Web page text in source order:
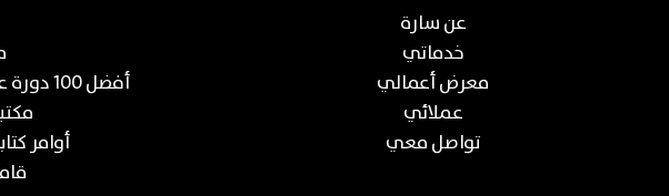
عن سارة
خدماتي
معرض أعمالي
عملائي
تواصل معي
أفضل 100 دورة عن صناعة المحتوى والتسويق الرقمي
أوامر